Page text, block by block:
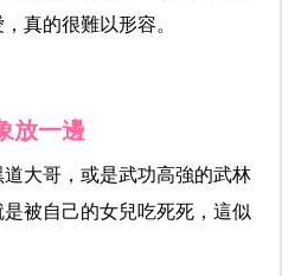
真的很難以形容。
放一邊
大哥，或是武功高強的武林
被自己的女兒吃死死，這似